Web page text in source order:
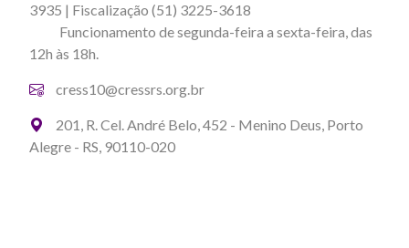
3935 | Fiscalização (51) 3225-3618
Funcionamento de segunda-feira a sexta-feira, das
12h às 18h.
cress10@cressrs.org.br
201, R. Cel. André Belo, 452 - Menino Deus, Porto
Alegre - RS, 90110-020